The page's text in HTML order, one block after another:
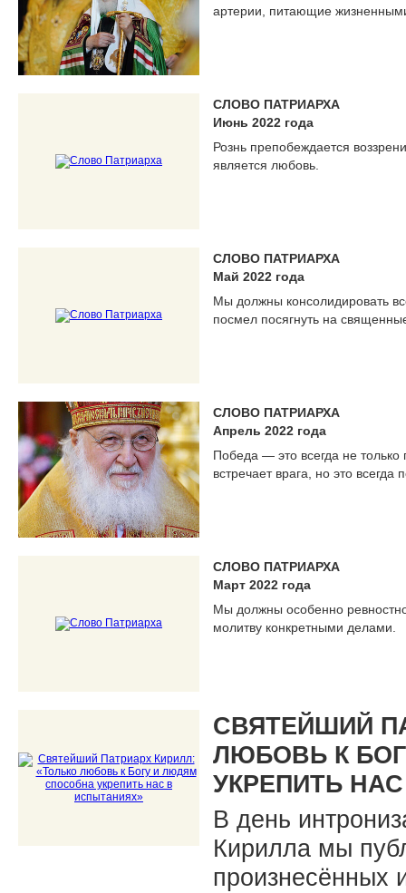
артерии, питающие
СЛОВО ПАТРИАРХА
Июнь 2022 года
Рознь препобеждается
является любовь.
СЛОВО ПАТРИАРХА
Май 2022 года
Мы должны консолидировать
посмел посягнуть на
СЛОВО ПАТРИАРХА
Апрель 2022 года
Победа — это всегда не
встречает врага, но это всегда
СЛОВО ПАТРИАРХА
Март 2022 года
Мы должны особенно
молитву конкретными делами.
СВЯТЕЙШИЙ
ЛЮБОВЬ К
УКРЕПИТЬ
В день
Кирилла мы
произнесённых